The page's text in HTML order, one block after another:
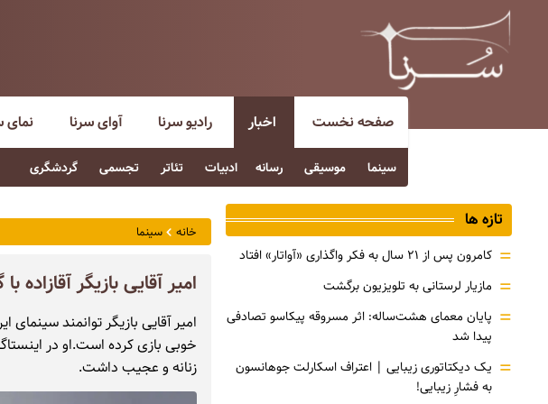
صفحه نخست اخبار
سینما موسیقی رسانه ادبیات تئاتر تجسمی گردشگری
رادیو سرنا آوای سرنا نمای
خانه سینما
امیر آقایی بازیگر
امیر آقایی بازیگر توانمند
خوبی بازی کرده است.او در
زنانه و عجیب داشت.
تازه ها
= کامرون پس از ۲۱ سال به فکر واگذاری «آواتار» افتاد
= مازیار لرستانی به تلویزیون برگشت
= پایان معمای هشت‌ساله: اثر مسروقه پیکاسو تصادفی
پیدا شد
= یک دیکتاتوری زیبایی | اعتراف اسکارلت جوهانسون
به فشارِ زیبایی!